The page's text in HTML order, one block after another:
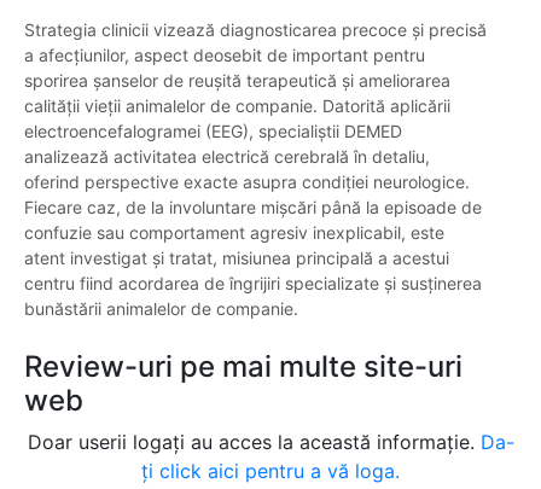
Strategia clinicii vizează diagnosticarea precoce și precisă
a afecțiunilor, aspect deosebit de important pentru
sporirea șanselor de reușită terapeutică și ameliorarea
calității vieții animalelor de companie. Datorită aplicării
electroencefalogramei (EEG), specialiștii DEMED
analizează activitatea electrică cerebrală în detaliu,
oferind perspective exacte asupra condiției neurologice.
Fiecare caz, de la involuntare mișcări până la episoade de
confuzie sau comportament agresiv inexplicabil, este
atent investigat și tratat, misiunea principală a acestui
centru fiind acordarea de îngrijiri specializate și susținerea
bunăstării animalelor de companie.
Review-uri pe mai multe site-uri
web
Doar userii logați au acces la această informație. Da-
ți click aici pentru a vă loga.